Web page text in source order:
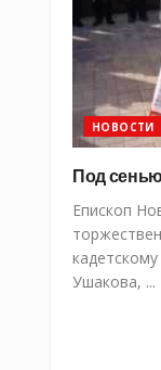
НОВОСТИ
Под
Епископ
Ушакова, ...